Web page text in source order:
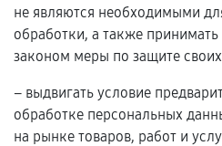
не являются необходимыми
обработки, а также
законом меры по защите
– выдвигать условие
обработке персональных
на рынке товаров, работ и